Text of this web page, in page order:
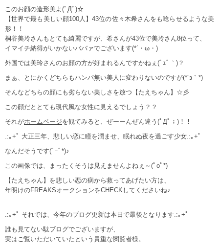
このお顔の造形美よ(ﾟДﾟ)☆
【世界で最も美しい顔100人】43位の佐々木希さんをも唸らせるような美
形！！
桐谷美玲さんもとても綺麗ですが、希さんが43位で美玲さん8位って、
イマイチ納得がいかないババァでございます(*´・ω・)
外国では美玲さんのお顔の方が好まれるんですかねぇ(ﾟｪﾟ｀)？
まぁ、とにかくどちらもハンパ無い美人に変わりないのですが(*´з｀*)
そんなどちらの顔にも劣らない美しさを放つ【たえちゃん】☆彡
この顔だととても現代風な女性に見えるでしょう？？
それがホームページを観てみると、ぜーーんぜん違う(ﾟДﾟ；)！！
.:｡+ﾟ 大正三年、悲しい恋に瞳を潤ませ、眠れぬ夜を過ごす少女.:｡+ﾟ
なんだそうです(ﾟｰﾟ*)♪
この画像では、まったくそうは見えませんよねぇ～(ﾟoﾟ*)
【たえちゃん】を悲しい恋の病から救ってあげたい方は、
年明けのFREAKSオークションをCHECKしてくださいね♪
.:｡+ﾟ それでは、今年のブログ更新は本日で最後となります.:｡+ﾟ
誰も見てない駄ブログでございますが、
実はご覧いただいていたという貴重な閲覧者様。